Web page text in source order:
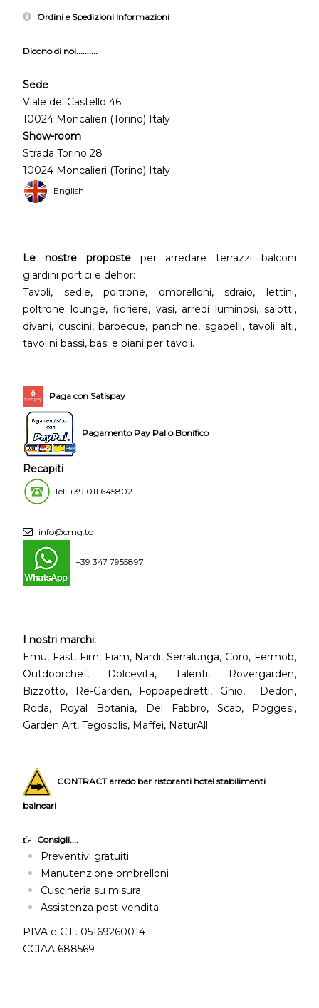
Ordini e Spedizioni Informazioni
Dicono di noi..........
Sede
Viale del Castello 46
10024 Moncalieri (Torino) Italy
Show-room
Strada Torino 28
10024 Moncalieri (Torino) Italy
English
Le nostre proposteper arredare terrazzi balconi
giardini portici e dehor:
Tavoli, sedie, poltrone, ombrelloni, sdraio, lettini,
poltrone lounge, fioriere, vasi, arredi luminosi, salotti,
divani, cuscini, barbecue, panchine, sgabelli, tavoli alti,
tavolini bassi, basi e piani per tavoli.
Paga con Satispay
Pagamento Pay Pal o Bonifico
Recapiti
Tel: +39 011 645802
info@cmg.to
+39 347 7955897
I nostri marchi:
Emu, Fast, Fim, Fiam, Nardi, Serralunga, Coro, Fermob,
Outdoorchef, Dolcevita, Talenti, Rovergarden,
Bizzotto, Re-Garden, Foppapedretti, Ghio, Dedon,
Roda, Royal Botania, Del Fabbro, Scab, Poggesi,
Garden Art, Tegosolis, Maffei, NaturAll.
CONTRACT arredo bar ristoranti hotel stabilimenti
balneari
Consigli....
Preventivi gratuiti
Manutenzione ombrelloni
Cuscineria su misura
Assistenza post-vendita
PIVA e C.F. 05169260014
CCIAA 688569